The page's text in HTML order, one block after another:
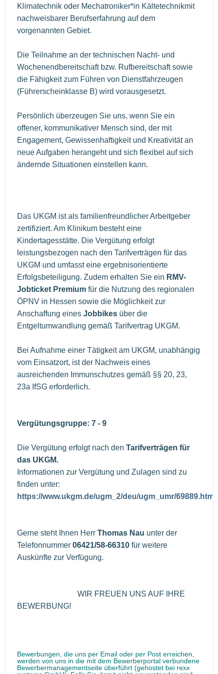
Klimatechnik oder Mechatroniker*in Kältetechnikmit
nachweisbarer Berufserfahrung auf dem
vorgenannten Gebiet.
Die Teilnahme an der technischen Nacht- und
Wochenendbereitschaft bzw. Rufbereitschaft sowie
die Fähigkeit zum Führen von Dienstfahrzeugen
(Führerscheinklasse B) wird vorausgesetzt.
Persönlich überzeugen Sie uns, wenn Sie ein
offener, kommunikativer Mensch sind, der mit
Engagement, Gewissenhaftigkeit und Kreativität an
neue Aufgaben herangeht und sich flexibel auf sich
ändernde Situationen einstellen kann.
Das UKGM ist als familienfreundlicher Arbeitgeber
zertifiziert. Am Klinikum besteht eine
Kindertagesstätte. Die Vergütung erfolgt
leistungsbezogen nach den Tarifverträgen für das
UKGM und umfasst eine ergebnisorientierte
Erfolgsbeteiligung. Zudem erhalten Sie ein RMV-
Jobticket Premium für die Nutzung des regionalen
ÖPNV in Hessen sowie die Möglichkeit zur
Anschaffung eines Jobbikes über die
Entgeltumwandlung gemäß Tarifvertrag UKGM.
Bei Aufnahme einer Tätigkeit am UKGM, unabhängig
vom Einsatzort, ist der Nachweis eines
ausreichenden Immunschutzes gemäß §§ 20, 23,
23a IfSG erforderlich.
Vergütungsgruppe: 7 - 9
Die Vergütung erfolgt nach den Tarifverträgen für
das UKGM.
Informationen zur Vergütung und Zulagen sind zu
finden unter:
https://www.ukgm.de/ugm_2/deu/ugm_umr/69889.html
Gerne steht Ihnen Herr Thomas Nau unter der
Telefonnummer 06421/58-66310 für weitere
Auskünfte zur Verfügung.
WIR FREUEN UNS AUF IHRE
BEWERBUNG!
Bewerbungen, die uns per Email oder per Post erreichen,
werden von uns in die mit dem Bewerberportal verbundene
Bewerbermanagementseite überführt (gehostet bei rexx